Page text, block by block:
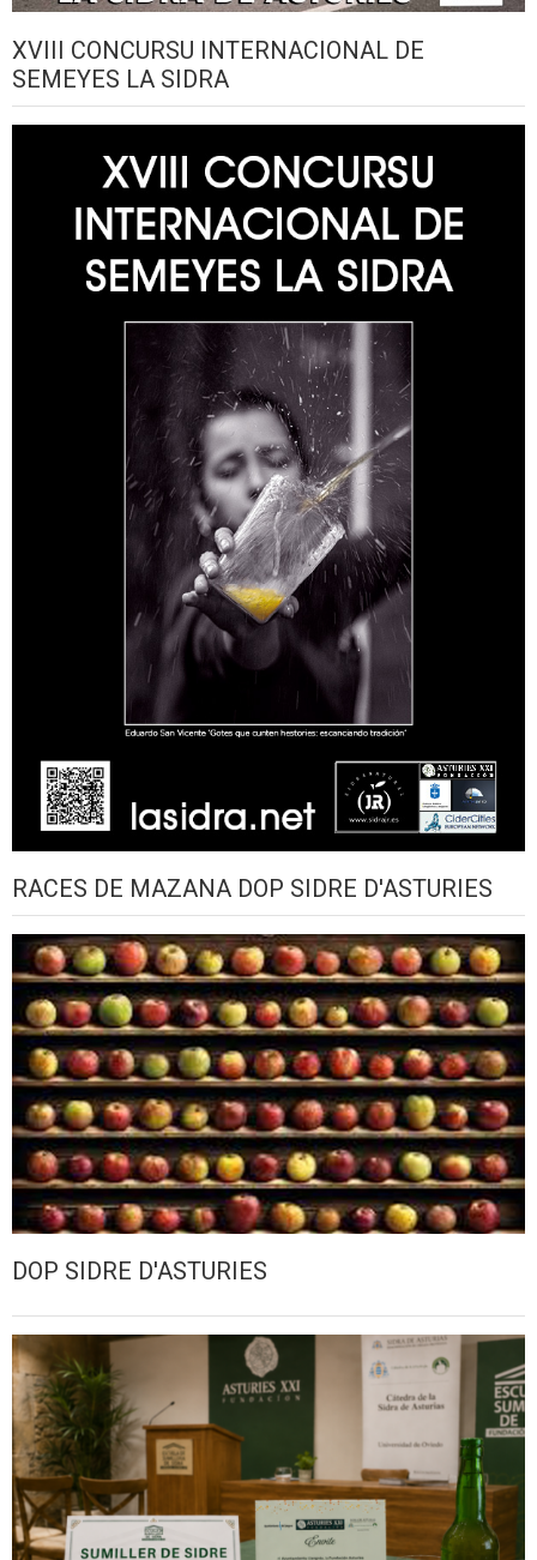
XVIII CONCURSU INTERNACIONAL DE
SEMEYES LA SIDRA
RACES DE MAZANA DOP SIDRE D'ASTURIES
DOP SIDRE D'ASTURIES